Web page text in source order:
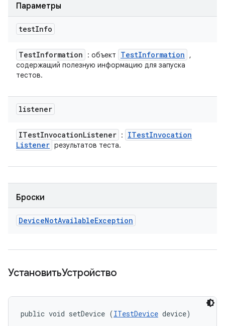
Параметры
testInfo
TestInformation : объект TestInformation
,
содержащий полезную информацию для запуска
тестов.
listener
ITestInvocationListener : ITestInvocation
Listener результатов теста.
Броски
DeviceNotAvailableException
УстановитьУстройство
public void setDevice (ITestDevice device)